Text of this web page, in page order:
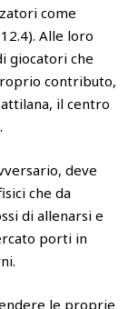
come
Alle loro
giocatori che
contributo,
il centro
deve
che da
di allenarsi e
porti in
le proprie